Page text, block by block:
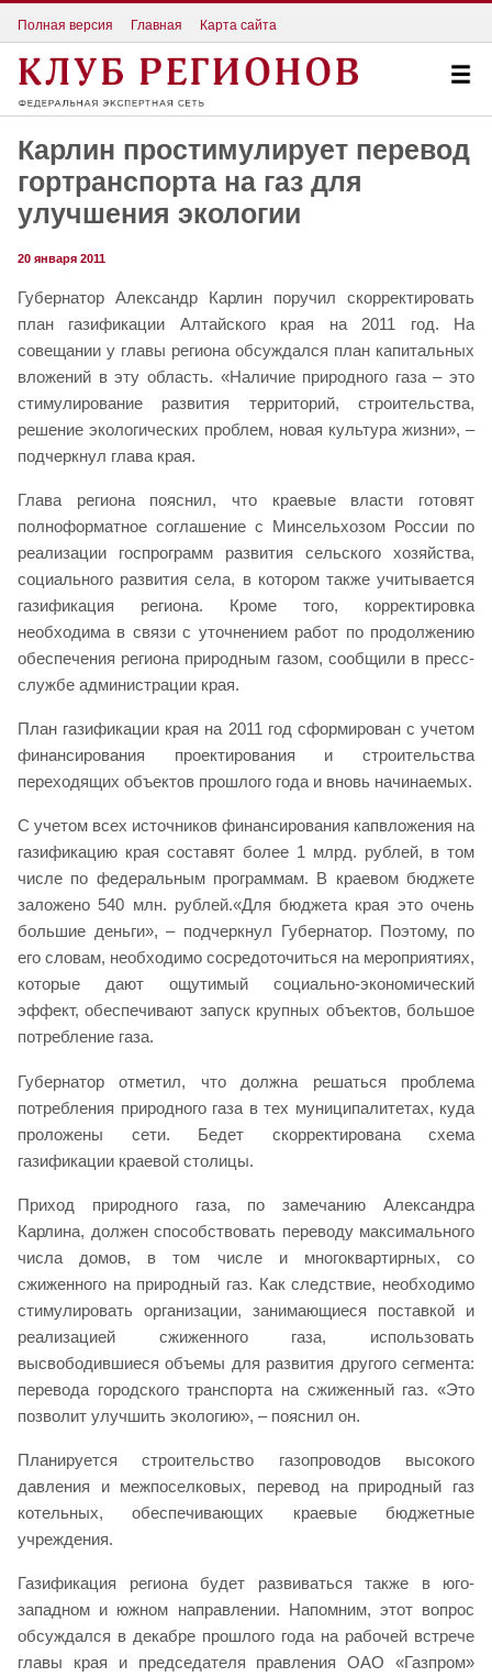
Полная версия Главная Карта сайта
Карлин простимулирует перевод
гортранспорта на газ для
улучшения экологии
20 января 2011
Губернатор Александр Карлин поручил скорректировать
план газификации Алтайского края на 2011 год. На
совещании у главы региона обсуждался план капитальных
вложений в эту область. «Наличие природного газа – это
стимулирование развития территорий, строительства,
решение экологических проблем, новая культура жизни», –
подчеркнул глава края.
Глава региона пояснил, что краевые власти готовят
полноформатное соглашение с Минсельхозом России по
реализации госпрограмм развития сельского хозяйства,
социального развития села, в котором также учитывается
газификация региона. Кроме того, корректировка
необходима в связи с уточнением работ по продолжению
обеспечения региона природным газом, сообщили в пресс-
службе администрации края.
План газификации края на 2011 год сформирован с учетом
финансирования проектирования и строительства
переходящих объектов прошлого года и вновь начинаемых.
С учетом всех источников финансирования капвложения на
газификацию края составят более 1 млрд. рублей, в том
числе по федеральным программам. В краевом бюджете
заложено 540 млн. рублей.«Для бюджета края это очень
большие деньги», – подчеркнул Губернатор. Поэтому, по
его словам, необходимо сосредоточиться на мероприятиях,
которые дают ощутимый социально-экономический
эффект, обеспечивают запуск крупных объектов, большое
потребление газа.
Губернатор отметил, что должна решаться проблема
потребления природного газа в тех муниципалитетах, куда
проложены сети. Бедет скорректирована схема
газификации краевой столицы.
Приход природного газа, по замечанию Александра
Карлина, должен способствовать переводу максимального
числа домов, в том числе и многоквартирных, со
сжиженного на природный газ. Как следствие, необходимо
стимулировать организации, занимающиеся поставкой и
реализацией сжиженного газа, использовать
высвободившиеся объемы для развития другого сегмента:
перевода городского транспорта на сжиженный газ. «Это
позволит улучшить экологию», – пояснил он.
Планируется строительство газопроводов высокого
давления и межпоселковых, перевод на природный газ
котельных, обеспечивающих краевые бюджетные
учреждения.
Газификация региона будет развиваться также в юго-
западном и южном направлении. Напомним, этот вопрос
обсуждался в декабре прошлого года на рабочей встрече
главы края и председателя правления ОАО «Газпром»